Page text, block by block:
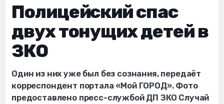
Полицейский спас
двух тонущих детей в
ЗКО
Один из них уже был без сознания, передаёт
корреспондент портала «Мой ГОРОД». Фото
предоставлено пресс-службой ДП ЗКО Случай